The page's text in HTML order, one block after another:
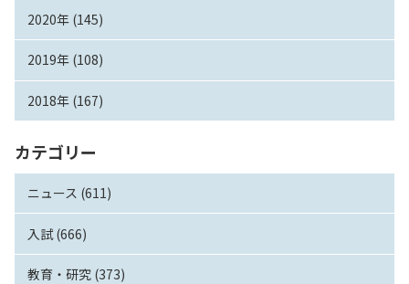
2020年 (145)
2019年 (108)
2018年 (167)
カテゴリー
ニュース (611)
入試 (666)
教育・研究 (373)